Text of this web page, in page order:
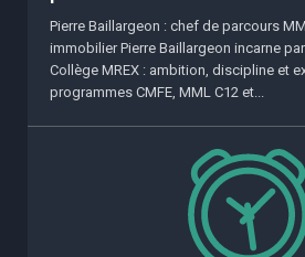
Pierre Baillargeon : chef de parcours
immobilier Pierre Baillargeon incarne
Collège MREX : ambition, discipline et
programmes CMFE, MML C12 et...